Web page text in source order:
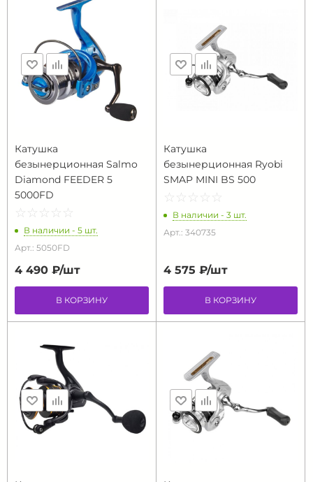
Катушка
безынерционная Salmo
Diamond FEEDER 5
5000FD
☆ ☆ ☆ ☆ ☆
★ ★ ★ ★ ★
В наличии - 5 шт.
Арт.: 5050FD
4 490 ₽/шт
В КОРЗИНУ
Катушка
безынерционная Ryobi
SMAP MINI BS 500
☆ ☆ ☆ ☆ ☆
★ ★ ★ ★ ★
В наличии - 3 шт.
Арт.: 340735
4 575 ₽/шт
В КОРЗИНУ